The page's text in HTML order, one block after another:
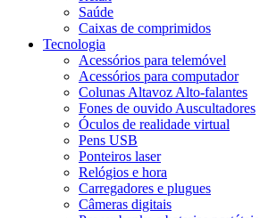
Saúde
Caixas de comprimidos
Tecnologia
Acessórios para telemóvel
Acessórios para computador
Colunas Altavoz Alto-falantes
Fones de ouvido Auscultadores
Óculos de realidade virtual
Pens USB
Ponteiros laser
Relógios e hora
Carregadores e plugues
Câmeras digitais